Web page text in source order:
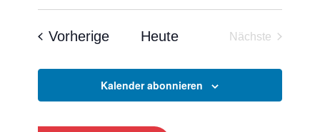
Datum
wählen.
VorherigeVeranstaltungen
Heute
Nächste
Kalender abonnieren